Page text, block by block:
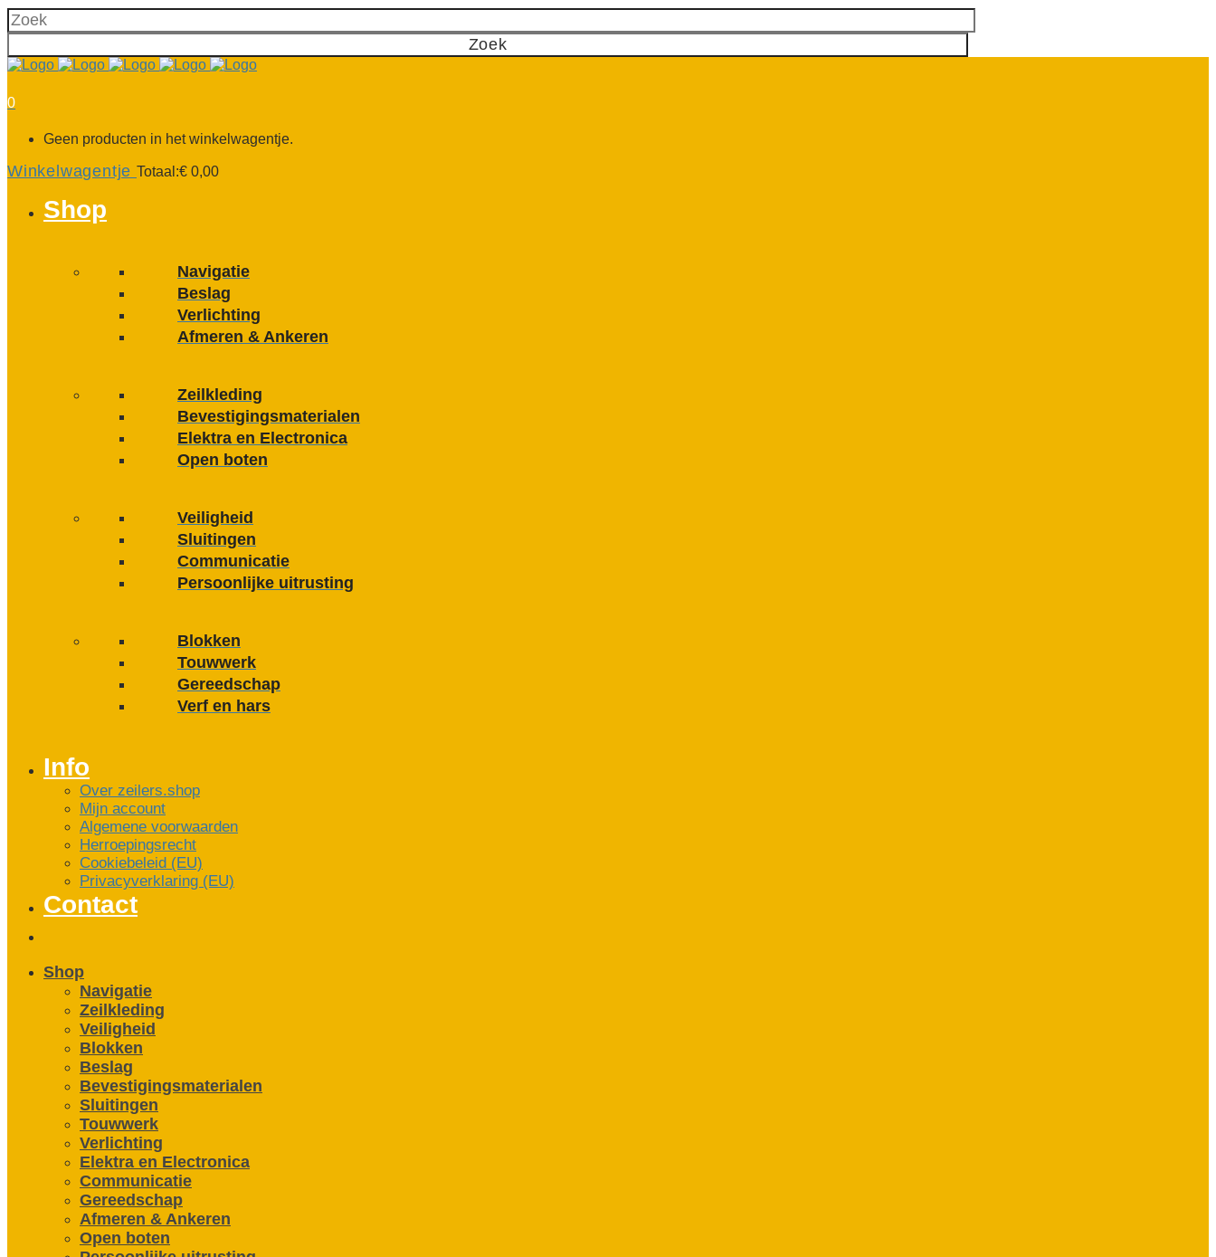
0
Geen producten in het winkelwagentje.
Winkelwagentje Totaal:€ 0,00
Shop
Navigatie
Beslag
Verlichting
Afmeren & Ankeren
Zeilkleding
Bevestigings­­materialen
Elektra en Electronica
Open boten
Veiligheid
Sluitingen
Communicatie
Persoonlijke uitrusting
Blokken
Touwwerk
Gereedschap
Verf en hars
Info
Over zeilers.shop
Mijn account
Algemene voorwaarden
Herroepingsrecht
Cookiebeleid (EU)
Privacyverklaring (EU)
Contact
Shop
Navigatie
Zeilkleding
Veiligheid
Blokken
Beslag
Bevestigings­­materialen
Sluitingen
Touwwerk
Verlichting
Elektra en Electronica
Communicatie
Gereedschap
Afmeren & Ankeren
Open boten